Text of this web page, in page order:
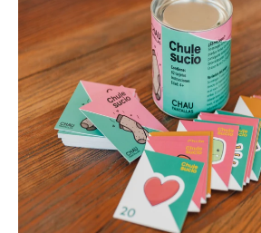
Electrodomésticos
Tecnología
Deportes